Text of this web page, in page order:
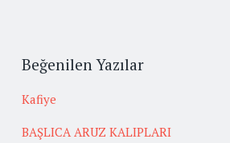
Beğenilen Yazılar
Kafiye
BAŞLICA ARUZ KALIPLARI